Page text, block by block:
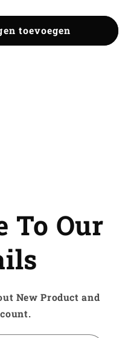
toevoegen
To Our
New Product and